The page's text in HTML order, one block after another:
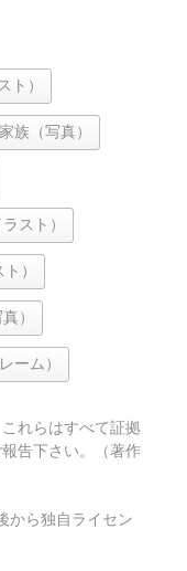
ト）
家族（写真）
スト）
）
）
ーム）
れらはすべて証拠
告下さい。（著作
から独自ライセン